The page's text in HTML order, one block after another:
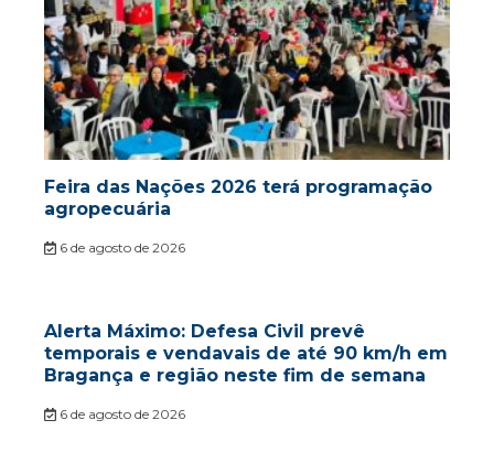
Feira das Nações 2026 terá programação
agropecuária
6 de agosto de 2026
Alerta Máximo: Defesa Civil prevê
temporais e vendavais de até 90 km/h em
Bragança e região neste fim de semana
6 de agosto de 2026